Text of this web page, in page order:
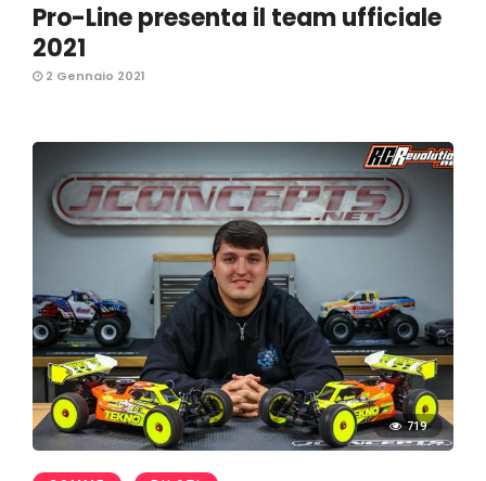
Pro-Line presenta il team ufficiale
2021
2 Gennaio 2021
719